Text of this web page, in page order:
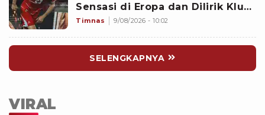
Sensasi di Eropa dan Dilirik Klub
Kasta Teratas
Timnas 9/08/2026 - 10:02
SELENGKAPNYA
VIRAL